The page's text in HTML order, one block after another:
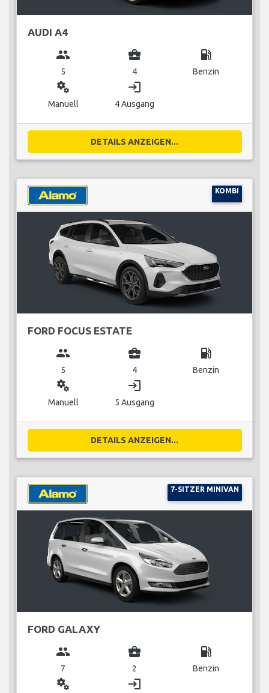
AUDI A4
group
5
business_center
4
local_gas_station
Benzin
miscellaneous_services
Manuell
login
4 Ausgang
DETAILS ANZEIGEN...
KOMBI
FORD FOCUS ESTATE
group
5
business_center
4
local_gas_station
Benzin
miscellaneous_services
Manuell
login
5 Ausgang
DETAILS ANZEIGEN...
7-SITZER MINIVAN
FORD GALAXY
group
7
business_center
2
local_gas_station
Benzin
miscellaneous_services login